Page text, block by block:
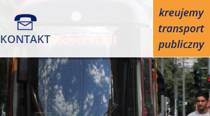
KONTAKT